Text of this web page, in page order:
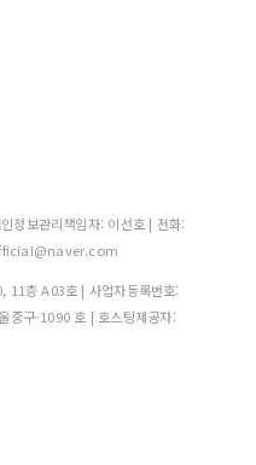
정보관리책임자: 이선호 | 전화:
11층 A03호 | 사업자등록번호:
중구-1090 호 | 호스팅제공자: